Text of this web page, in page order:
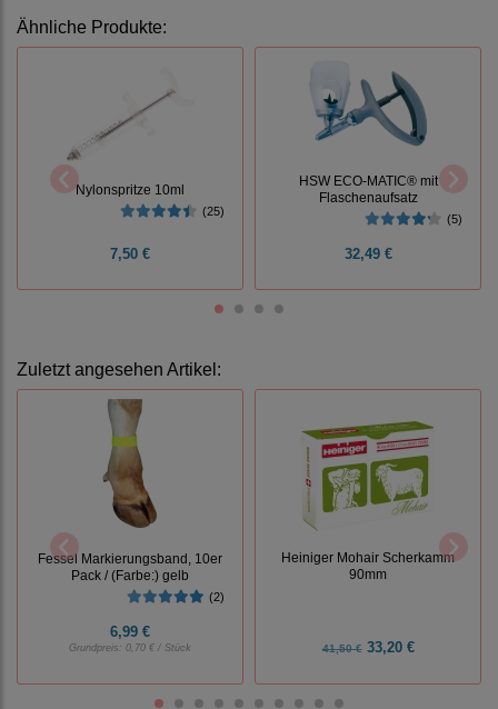
Ähnliche Produkte:
Nylonspritze 10ml
(25)
7,50 €
HSW ECO-MATIC® mit
Flaschenaufsatz
(5)
32,49 €
Zuletzt angesehen Artikel:
Fessel Markierungsband, 10er
Pack / (Farbe:) gelb
(2)
6,99 €
Grundpreis: 0,70 € / Stück
Heiniger Mohair Scherkamm
90mm
41,50 €33,20 €